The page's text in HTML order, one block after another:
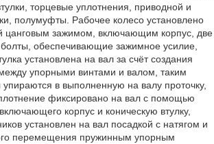
торцевые уплотнения, приводной и
полумуфты. Рабочее колесо установлено
цанговым зажимом, включающим корпус, две
болты, обеспечивающие зажимное усилие,
установлена на вал за счёт создания
упорными винтами и валом, таким
в выполненную на валу проточку,
фиксировано на вал с помощью
корпус и коническую втулку,
установлен на вал посадкой с натягом и
перемещения пружинным упорным